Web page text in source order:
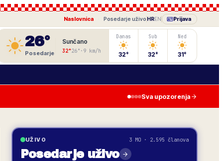
Naslovnica Posedarjeuživo HREN Prijava
26°
Posedarje
Sunčano
32°26° · 9 km/h
Danas
32°
Sub
32°
Ned
31°
Sva upozorenja
UŽIVO 3 MO · 2.595 članova
Posedarjeuživo